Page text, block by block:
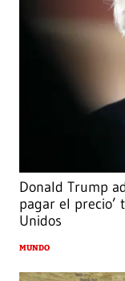
Donald Trump
pagar el precio’
Unidos
MUNDO